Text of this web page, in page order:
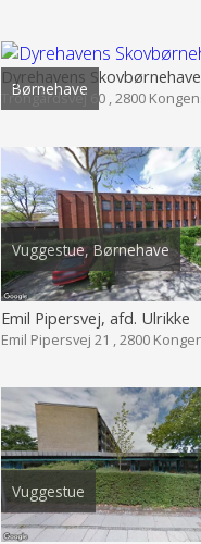
Børnehave
Dyrehavens Skovbørnehave
Vuggestue, Børnehave
Emil Pipersvej, afd. Ulrikke
Vuggestue